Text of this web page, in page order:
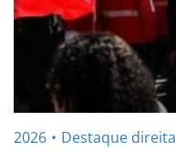
2026 Destaque direita